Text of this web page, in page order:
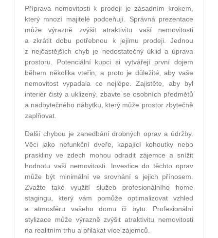
Příprava nemovitosti k prodeji je zásadním krokem,
který mnozí majitelé podceňují. Správná prezentace
může výrazně zvýšit atraktivitu vaší nemovitosti
a zkrátit dobu potřebnou k jejímu prodeji. Jednou
z nejčastějších chyb je nedostatečný úklid a úprava
prostoru. Potenciální kupci si vytvářejí první dojem
během několika vteřin, a proto je důležité, aby vaše
nemovitost vypadala co nejlépe. Zajistěte, aby byl
interiér čistý a uklizený, zbavte se osobních předmětů
a nadbytečného nábytku, který může prostor zbytečně
zaplňovat.
Další chybou je zanedbání drobných oprav a údržby.
Věci jako nefunkční dveře, kapající kohoutky nebo
praskliny ve zdech mohou odradit zájemce a snížit
hodnotu vaší nemovitosti. Investice do těchto oprav
může být minimální ve srovnání s jejich přínosem.
Zvažte také využití služeb profesionálního home
stagingu, který vám pomůže optimalizovat vzhled
a atmosféru vašeho domu či bytu. Profesionální
stylizace může výrazně zvýšit atraktivitu nemovitosti
na realitním trhu a přilákat více zájemců.